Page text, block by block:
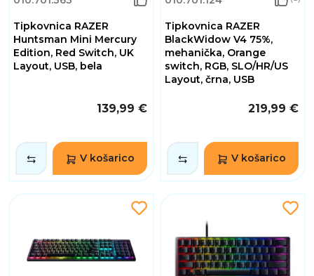
Tipkovnica RAZER
Huntsman Mini Mercury
Edition, Red Switch, UK
Layout, USB, bela
139,99 €
V košarico
Tipkovnica RAZER
BlackWidow V4 75%,
mehanička, Orange
switch, RGB, SLO/HR/US
Layout, črna, USB
219,99 €
V košarico